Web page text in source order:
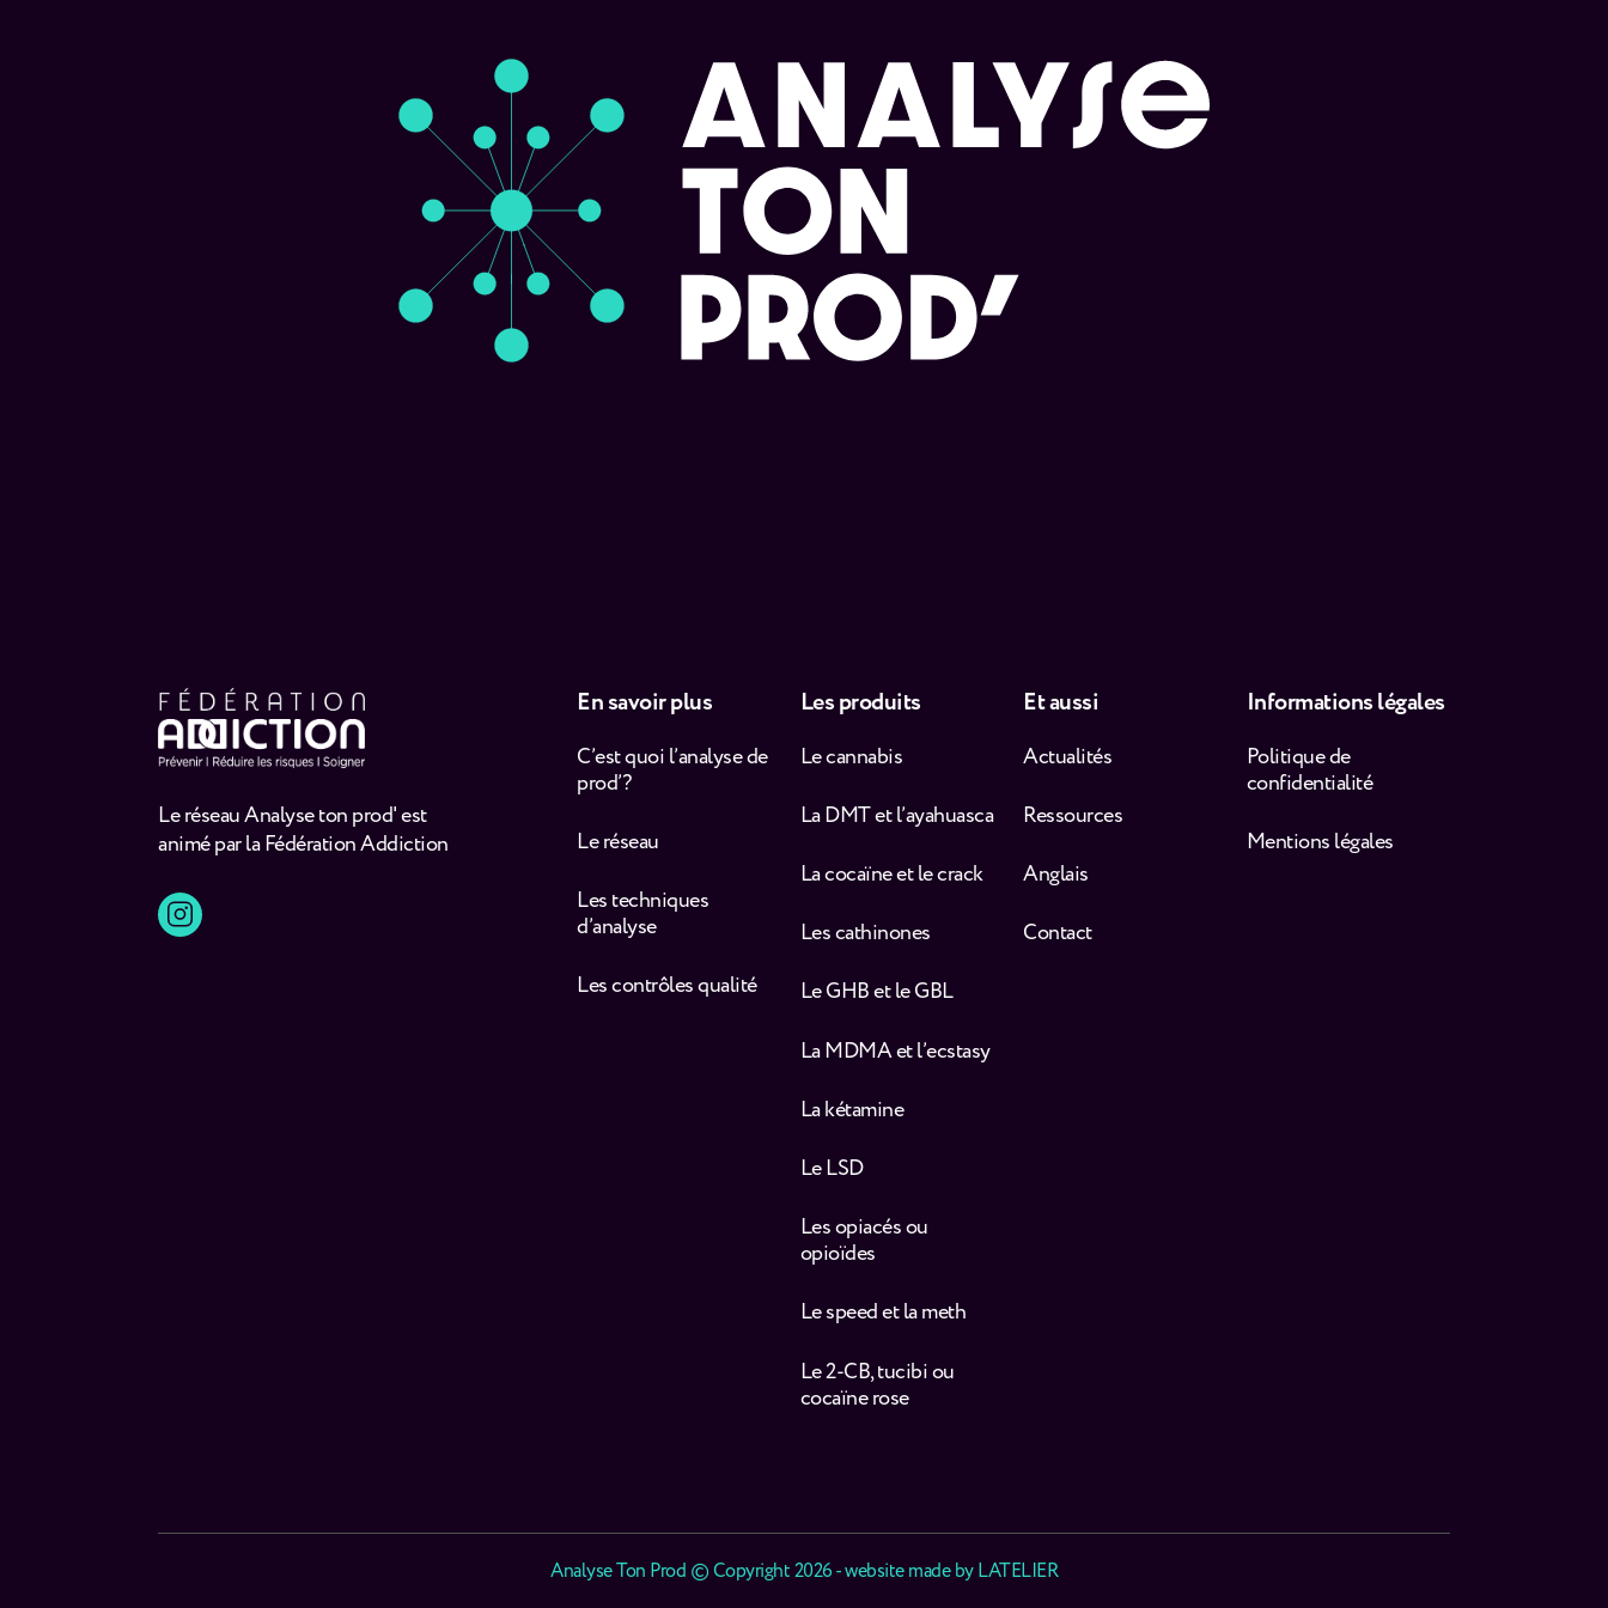
Le réseau Analyse ton prod' est
animé par la Fédération Addiction
En savoir plus
C’est quoi l’analyse de
prod’ ?
Le réseau
Les techniques
d’analyse
Les contrôles qualité
Les produits
Le cannabis
La DMT et l’ayahuasca
La cocaïne et le crack
Les cathinones
Le GHB et le GBL
La MDMA et l’ecstasy
La kétamine
Le LSD
Les opiacés ou
opioïdes
Le speed et la meth
Le 2-CB, tucibi ou
cocaïne rose
Et aussi
Actualités
Ressources
Anglais
Contact
Informations légales
Politique de
confidentialité
Mentions légales
Analyse Ton Prod © Copyright 2026 - website made byLATELIER